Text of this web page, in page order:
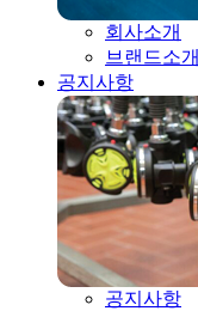
회사소개
브랜드소개
공지사항
공지사항